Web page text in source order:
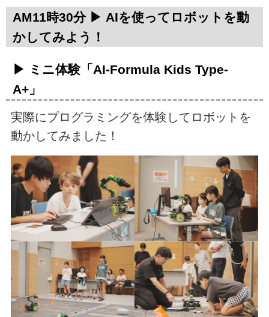
AM11時30分 ▶ AIを使ってロボットを動
かしてみよう！
▶ ミニ体験「AI-Formula Kids Type-
A+」
実際にプログラミングを体験してロボットを
動かしてみました！